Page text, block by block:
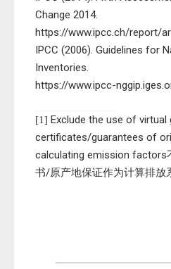
Change 2014.
https://www.ipcc.ch/report/
IPCC (2006). Guidelines for
Inventories.
https://www.ipcc-
[1] Exclude the use of virtual
certificates/guarantees of
calculating emission factors
书/原产地保证作为计算排放